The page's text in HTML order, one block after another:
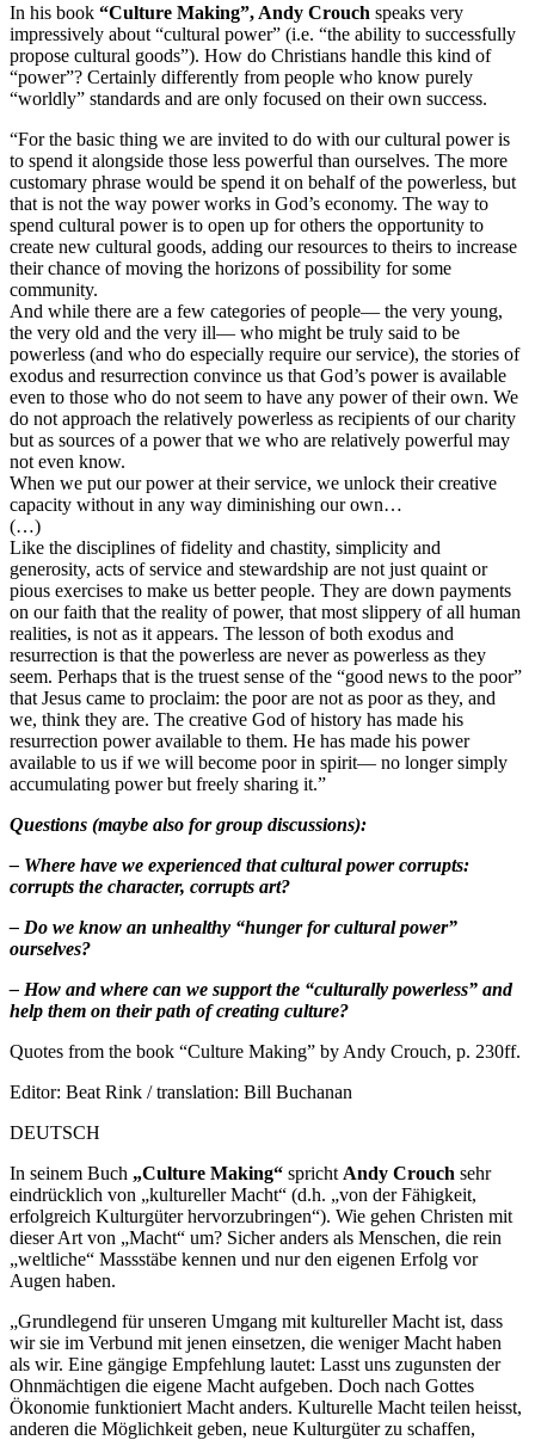
In his book “Culture Making”, Andy Crouch speaks very
impressively about “cultural power” (i.e. “the ability to successfully
propose cultural goods”). How do Christians handle this kind of
“power”? Certainly differently from people who know purely
“worldly” standards and are only focused on their own success.
“For the basic thing we are invited to do with our cultural power is
to spend it alongside those less powerful than ourselves. The more
customary phrase would be spend it on behalf of the powerless, but
that is not the way power works in God’s economy. The way to
spend cultural power is to open up for others the opportunity to
create new cultural goods, adding our resources to theirs to increase
their chance of moving the horizons of possibility for some
community.
And while there are a few categories of people— the very young,
the very old and the very ill— who might be truly said to be
powerless (and who do especially require our service), the stories of
exodus and resurrection convince us that God’s power is available
even to those who do not seem to have any power of their own. We
do not approach the relatively powerless as recipients of our charity
but as sources of a power that we who are relatively powerful may
not even know.
When we put our power at their service, we unlock their creative
capacity without in any way diminishing our own…
(…)
Like the disciplines of fidelity and chastity, simplicity and
generosity, acts of service and stewardship are not just quaint or
pious exercises to make us better people. They are down payments
on our faith that the reality of power, that most slippery of all human
realities, is not as it appears. The lesson of both exodus and
resurrection is that the powerless are never as powerless as they
seem. Perhaps that is the truest sense of the “good news to the poor”
that Jesus came to proclaim: the poor are not as poor as they, and
we, think they are. The creative God of history has made his
resurrection power available to them. He has made his power
available to us if we will become poor in spirit— no longer simply
accumulating power but freely sharing it.”
Questions (maybe also for group discussions):
– Where have we experienced that cultural power corrupts:
corrupts the character, corrupts art?
– Do we know an unhealthy “hunger for cultural power”
ourselves?
– How and where can we support the “culturally powerless” and
help them on their path of creating culture?
Quotes from the book “Culture Making” by Andy Crouch, p. 230ff.
Editor: Beat Rink / translation: Bill Buchanan
DEUTSCH
In seinem Buch „Culture Making“ spricht Andy Crouch sehr
eindrücklich von „kultureller Macht“ (d.h. „von der Fähigkeit,
erfolgreich Kulturgüter hervorzubringen“). Wie gehen Christen mit
dieser Art von „Macht“ um? Sicher anders als Menschen, die rein
„weltliche“ Massstäbe kennen und nur den eigenen Erfolg vor
Augen haben.
„Grundlegend für unseren Umgang mit kultureller Macht ist, dass
wir sie im Verbund mit jenen einsetzen, die weniger Macht haben
als wir. Eine gängige Empfehlung lautet: Lasst uns zugunsten der
Ohnmächtigen die eigene Macht aufgeben. Doch nach Gottes
Ökonomie funktioniert Macht anders. Kulturelle Macht teilen heisst,
anderen die Möglichkeit geben, neue Kulturgüter zu schaffen,